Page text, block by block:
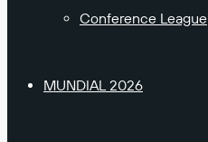
Conference League
MUNDIAL 2026